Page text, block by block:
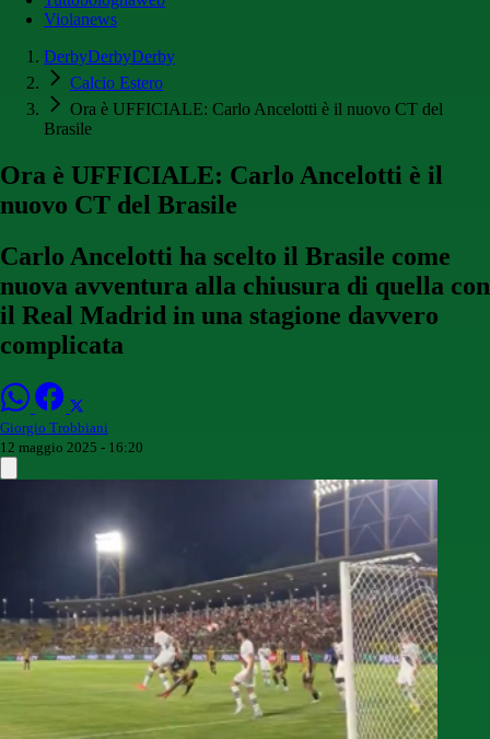
Violanews
DerbyDerbyDerby
Calcio Estero
Ora è UFFICIALE: Carlo Ancelotti è il nuovo CT del
Brasile
Ora è UFFICIALE: Carlo Ancelotti è il
nuovo CT del Brasile
Carlo Ancelotti ha scelto il Brasile come
nuova avventura alla chiusura di quella con
il Real Madrid in una stagione davvero
complicata
Giorgio Trobbiani
12 maggio 2025 - 16:20